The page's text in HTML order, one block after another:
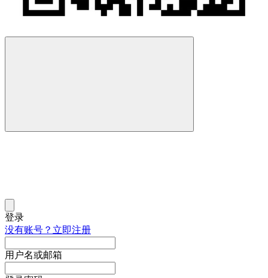
登录
没有账号？立即注册
用户名或邮箱